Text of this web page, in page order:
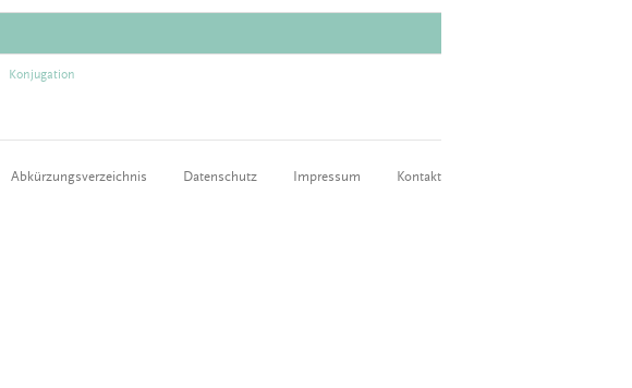
Konjugation
Abkürzungsverzeichnis Datenschutz Impressum Kontakt